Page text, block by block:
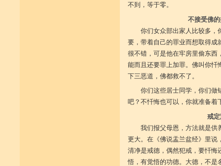
不到，等于零。
不接受佛
你们女众部出家人比较多，
要，带着自己的罪业而想取得成
很不错，可是他在牢房里偷东西
能而且还要罪上加罪。佛叫你忏
下三恶道，佛都救不了。
你们这些居士同学，你们做
吧？不忏悔也可以，你就准备着
戒
我们报父母恩，方法就是供
更大。在《佛说盂兰盆经》里说
清净是戒德，偶然犯戒，要忏悔
悟，有觉悟的功德。大德，不是